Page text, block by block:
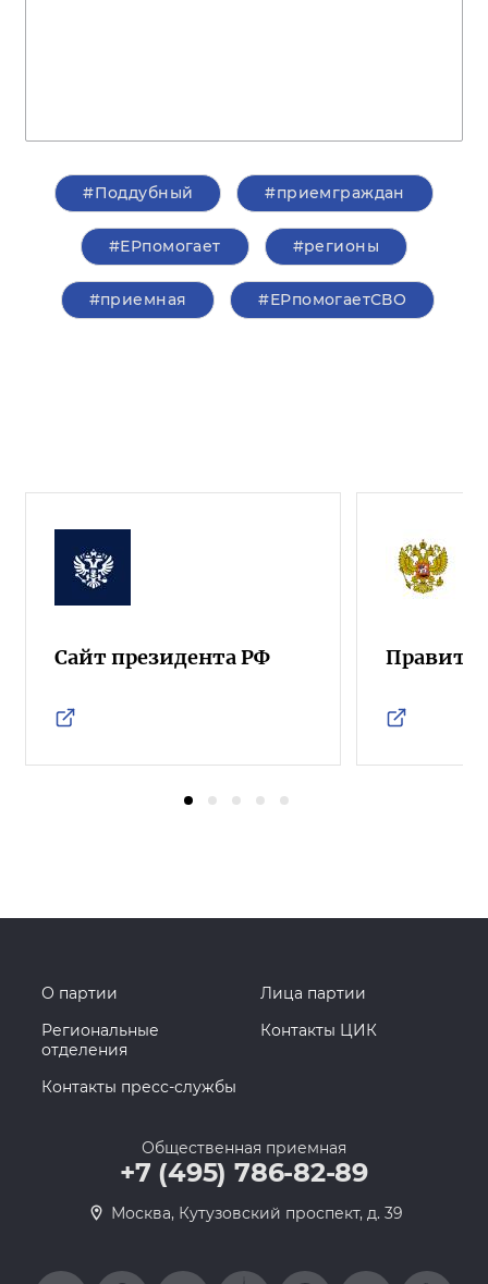
#Поддубный #приемграждан
#ЕРпомогает #регионы
#приемная #ЕРпомогаетСВО
Сайт президента РФ
О партии
Лица партии
Региональные
отделения
Контакты ЦИК
Контакты пресс-службы
Общественная приемная
+7 (495) 786-82-89
Москва, Кутузовский проспект, д. 39